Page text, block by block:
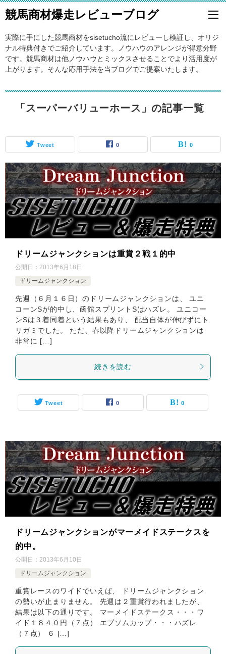
競馬商材爆走レビューブログ
実際に手にした競馬商材をsisetucho流にレビューし検証し、オリジ
ナル特典付きでご紹介しています。ノウハウのアレンジが得意分野
です。競馬商材は他ノウハウとミックスさせることでより活用度が
上がります。そんな応用手法を当ブログでご提案いたします。
「スーパーバリューホース」の記事一覧
Tweet 0 0
ドリームジャンクションは重賞２戦１的中
公開日： 2013年6月18日
ドリームジャンクション
先週（６月１６日）のドリームジャンクションは、 ユニ
コーンSが的中し、函館スプリントSはハズレ。 ユニコー
ンSは３着同着という結果もあり、 配当自体が伸びずにト
リガミでした。 ただ、春以降ドリームジャンクションは
非常に […]
続きを読む
Tweet 0 0
ドリームジャンクションがマーメイドステークスを
的中。
公開日： 2013年6月10日
ドリームジャンクション
重賞レースのワイドでいえば、 ドリームジャンクション
の勢いが止まりません。 先週は２重賞行われましたが、
結果は以下の通りです。 マーメイドステークス・・・ワ
イド１８４０円（７点） エプソムカップ・・・ハズレ
（７点） ６ […]